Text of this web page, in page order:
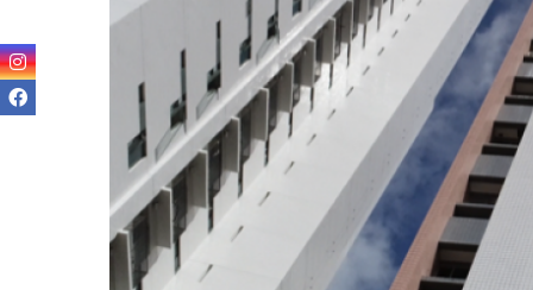
Reformas
Textura
fachadas